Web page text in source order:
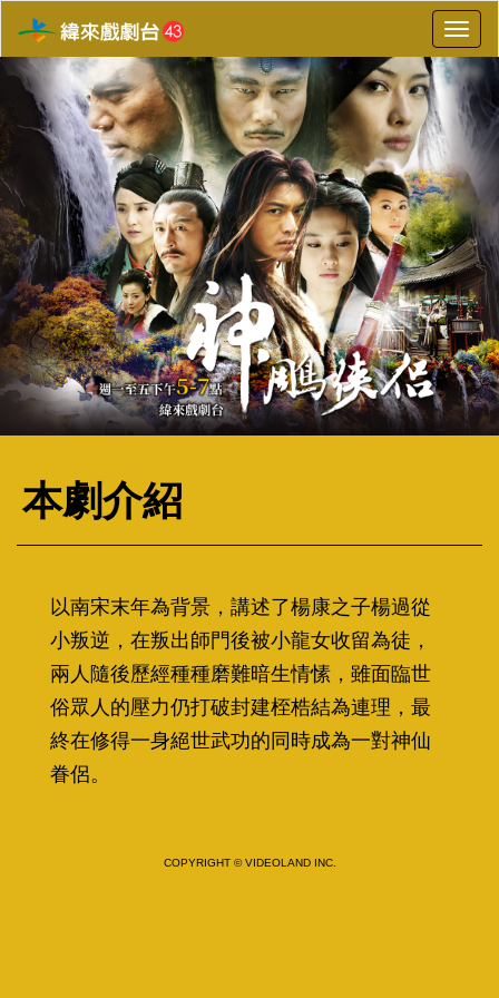
選
單
切
換
本劇介紹
以南宋末年為背景，講述了楊康之子楊過從
小叛逆，在叛出師門後被小龍女收留為徒，
兩人隨後歷經種種磨難暗生情愫，雖面臨世
俗眾人的壓力仍打破封建桎梏結為連理，最
終在修得一身絕世武功的同時成為一對神仙
眷侶。
COPYRIGHT © VIDEOLAND INC.